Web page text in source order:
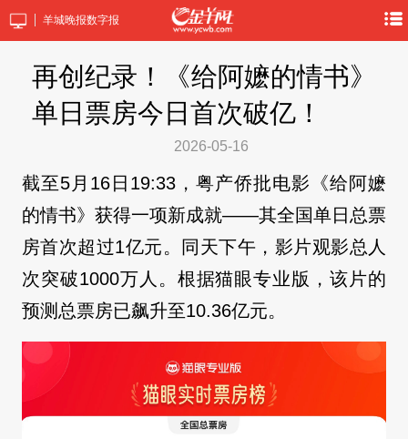
羊城晚报数字报
再创纪录！《给阿嬷的情书》
单日票房今日首次破亿！
2026-05-16
截至5月16日19:33，粤产侨批电影《给阿嬷
的情书》获得一项新成就——其全国单日总票
房首次超过1亿元。同天下午，影片观影总人
次突破1000万人。根据猫眼专业版，该片的
预测总票房已飙升至10.36亿元。